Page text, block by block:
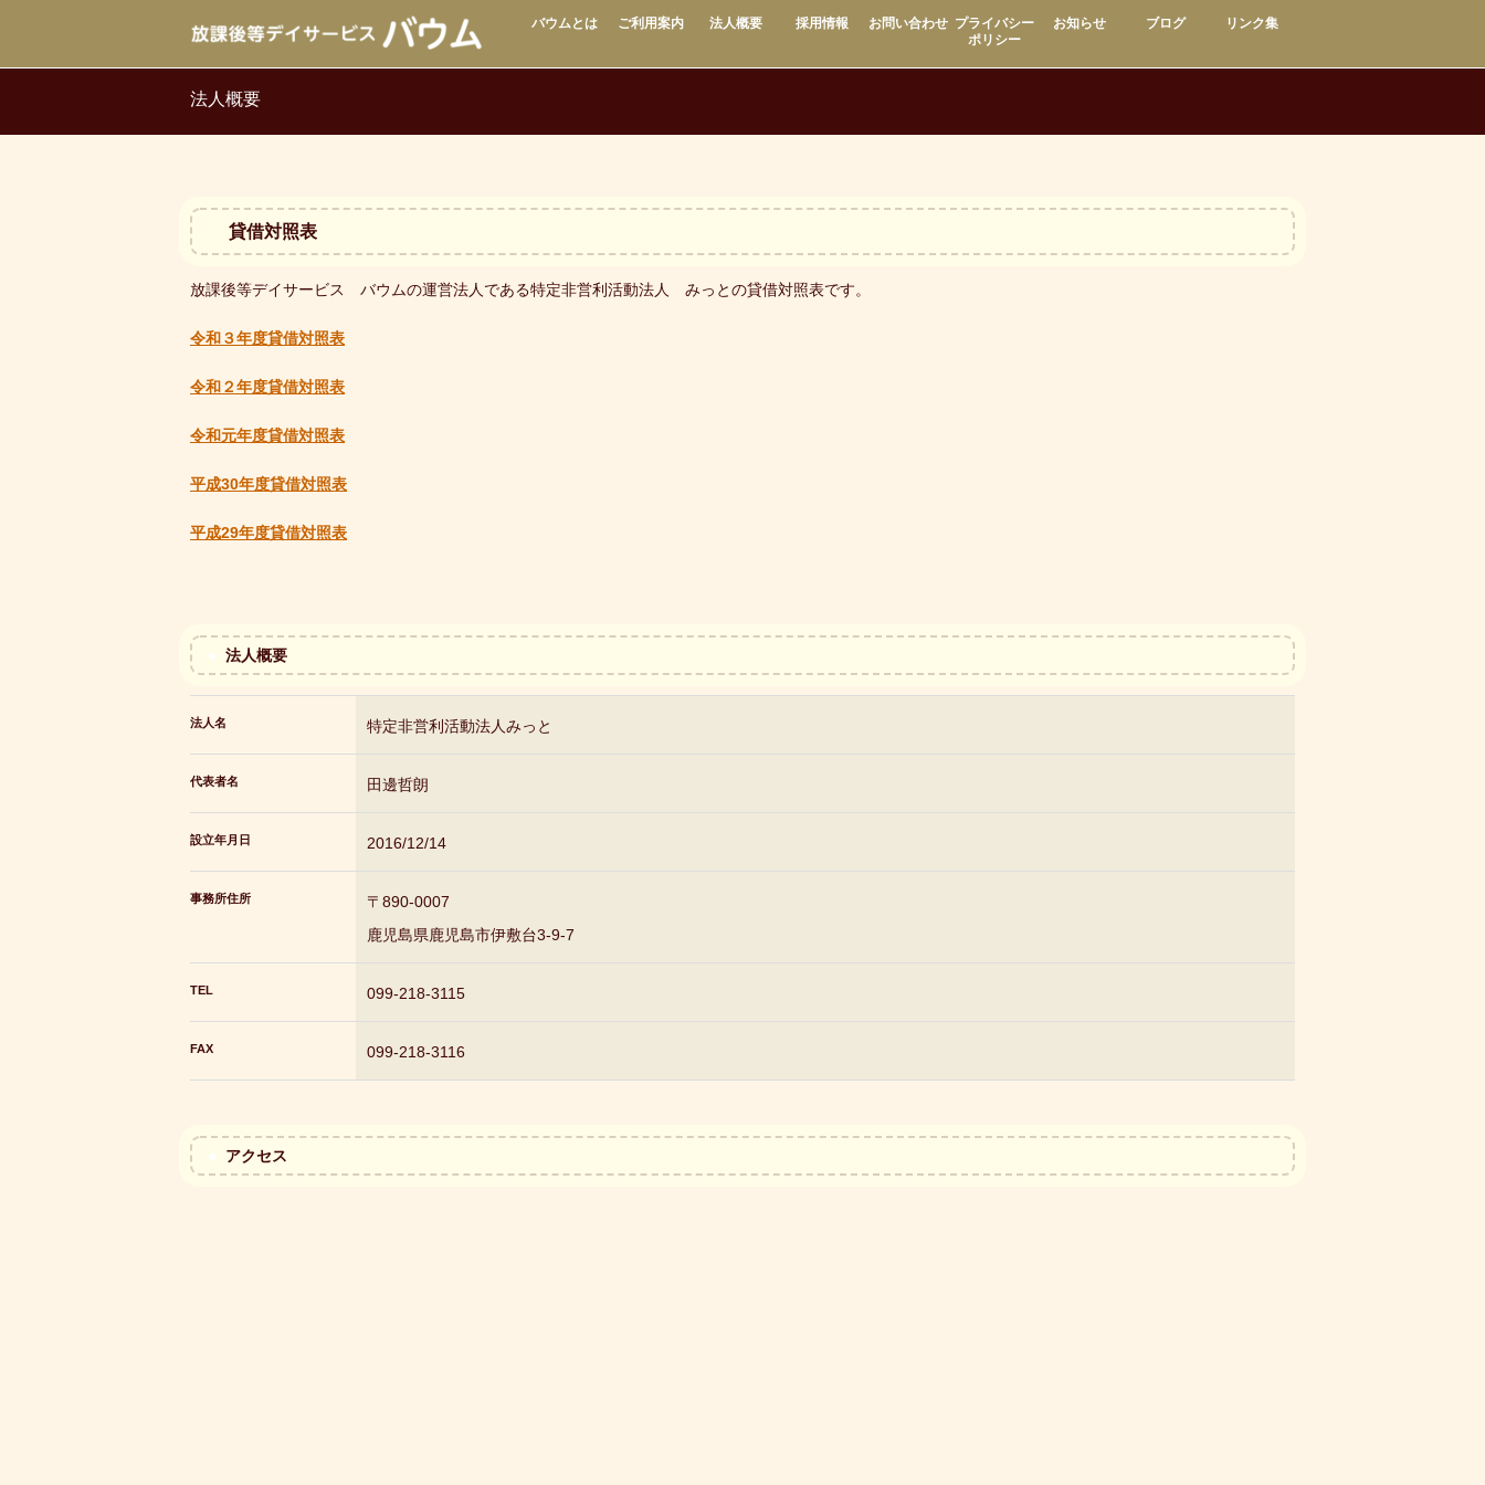
バウムとは ご利用案内 法人概要 採用情報 お問い合わせ プライバシー
ポリシー
お知らせ ブログ リンク集
法人概要
貸借対照表
放課後等デイサービス バウムの運営法人である特定非営利活動法人 みっとの貸借対照表です。
令和３年度貸借対照表
令和２年度貸借対照表
令和元年度貸借対照表
平成30年度貸借対照表
平成29年度貸借対照表
法人概要
法人名 特定非営利活動法人みっと
代表者名 田邊哲朗
設立年月日 2016/12/14
事務所住所
〒890-0007
鹿児島県鹿児島市伊敷台3-9-7
TEL 099-218-3115
FAX 099-218-3116
アクセス